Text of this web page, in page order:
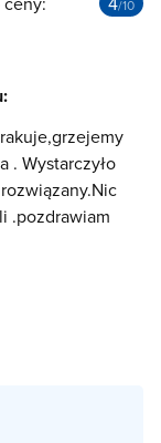
/10
. Wystarczyło
.pozdrawiam